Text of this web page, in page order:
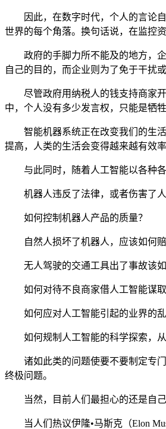
因此，在数字时代，个人的言论
世界的每个角落。换句话说，在监控
政府的手脚力所不能及的地方，
自己的目的，而企业则为了免于干扰
尽管政府用纳税人的钱支持商家
中，个人没有多少发言权，只能是牺
智能机器系统正在改变我们的生
提高，人类的生活会变得越来越有效
与此同时，随着人工智能以各种
机器人违反了法律，或者伤害了
如何控制机器人产品的质量？
自然人损坏了机器人，应该如何赔
无人驾驶的交通工具出了事故该如
如何对待不良商家借人工智能谋取
如何应对人工智能引起的业界的乱
如何规制人工智能的科学探索，
诸如此类的问题使要不要制定专
终极问题。
当然，目前人们最担心的还是自
当人们热议伊隆•马斯克（Elon